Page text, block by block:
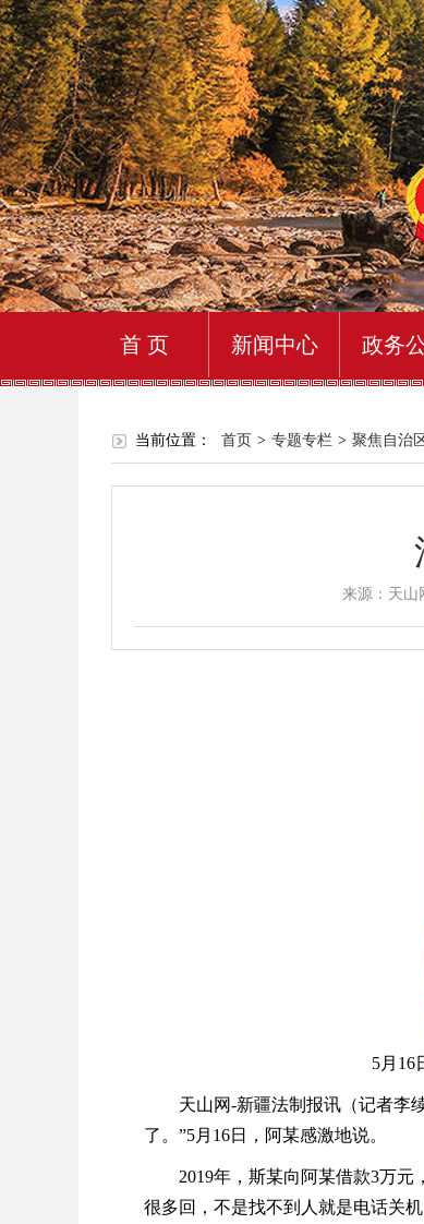
首 页 新闻中心 政务
当前位置： 首页 > 专题专栏 > 聚焦自治
来源：天山
5月16
天山网-新疆法制报讯（记者李
了。”5月16日，阿某感激地说。
2019年，斯某向阿某借款3万
很多回，不是找不到人就是电话关